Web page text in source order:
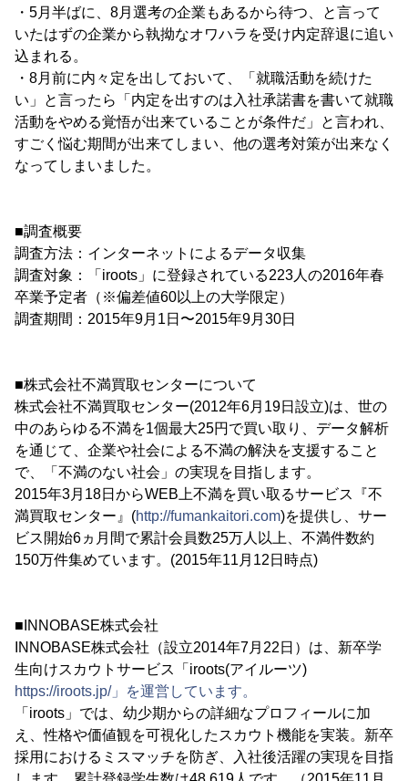
・5月半ばに、8月選考の企業もあるから待つ、と言って
いたはずの企業から執拗なオワハラを受け内定辞退に追い
込まれる。
・8月前に内々定を出しておいて、「就職活動を続けた
い」と言ったら「内定を出すのは入社承諾書を書いて就職
活動をやめる覚悟が出来ていることが条件だ」と言われ、
すごく悩む期間が出来てしまい、他の選考対策が出来なく
なってしまいました。
■調査概要
調査方法：インターネットによるデータ収集
調査対象：「iroots」に登録されている223人の2016年春
卒業予定者（※偏差値60以上の大学限定）
調査期間：2015年9月1日〜2015年9月30日
■株式会社不満買取センターについて
株式会社不満買取センター(2012年6月19日設立)は、世の
中のあらゆる不満を1個最大25円で買い取り、データ解析
を通じて、企業や社会による不満の解決を支援すること
で、「不満のない社会」の実現を目指します。
2015年3月18日からWEB上不満を買い取るサービス『不
満買取センター』(http://fumankaitori.com)を提供し、サー
ビス開始6ヵ月間で累計会員数25万人以上、不満件数約
150万件集めています。(2015年11月12日時点)
■INNOBASE株式会社
INNOBASE株式会社（設立2014年7月22日）は、新卒学
生向けスカウトサービス「iroots(アイルーツ)
https://iroots.jp/」を運営しています。
「iroots」では、幼少期からの詳細なプロフィールに加
え、性格や価値観を可視化したスカウト機能を実装。新卒
採用におけるミスマッチを防ぎ、入社後活躍の実現を目指